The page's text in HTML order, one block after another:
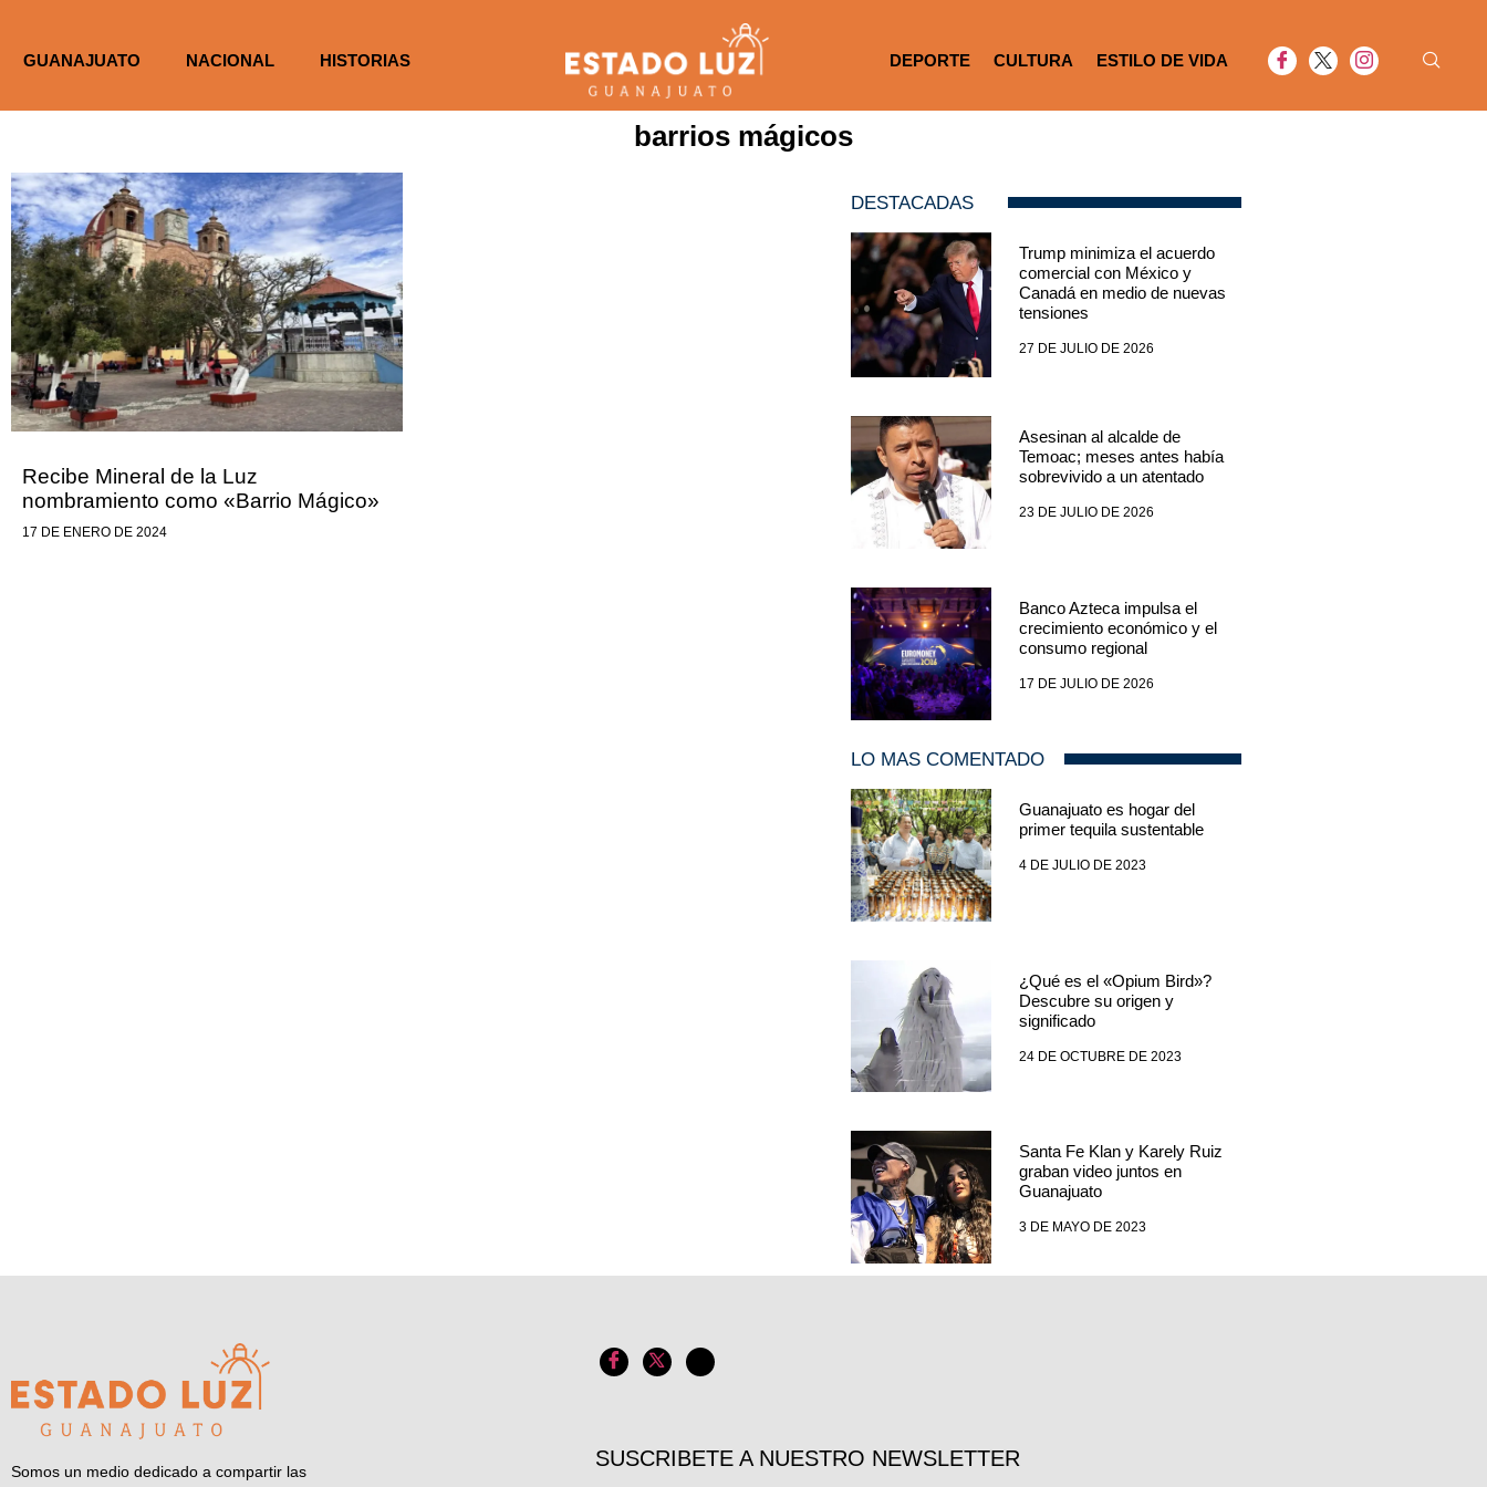
GUANAJUATO NACIONAL HISTORIAS DEPORTE CULTURA ESTILO DE VIDA
barrios mágicos
Recibe Mineral de la Luz
nombramiento como «Barrio Mágico»
17 DE ENERO DE 2024
DESTACADAS
Trump minimiza el acuerdo
comercial con México y
Canadá en medio de nuevas
tensiones
27 DE JULIO DE 2026
Asesinan al alcalde de
Temoac; meses antes había
sobrevivido a un atentado
23 DE JULIO DE 2026
Banco Azteca impulsa el
crecimiento económico y el
consumo regional
17 DE JULIO DE 2026
LO MAS COMENTADO
Guanajuato es hogar del
primer tequila sustentable
4 DE JULIO DE 2023
¿Qué es el «Opium Bird»?
Descubre su origen y
significado
24 DE OCTUBRE DE 2023
Santa Fe Klan y Karely Ruiz
graban video juntos en
Guanajuato
3 DE MAYO DE 2023
Somos un medio dedicado a compartir las
SUSCRIBETE A NUESTRO NEWSLETTER